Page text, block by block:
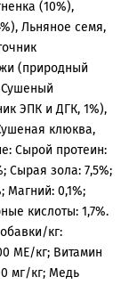
(10%),
Льняное семя,
(природный
ЭПК и ДГК, 1%),
клюква,
Сырой протеин:
Сырая зола: 7,5%;
Магний: 0,1%;
кислоты: 1,7%.
кг:
МЕ/кг; Витамин
мг/кг; Медь